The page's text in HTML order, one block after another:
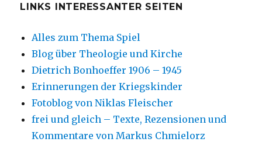
LINKS INTERESSANTER SEITEN
Alles zum Thema Spiel
Blog über Theologie und Kirche
Dietrich Bonhoeffer 1906 – 1945
Erinnerungen der Kriegskinder
Fotoblog von Niklas Fleischer
frei und gleich – Texte, Rezensionen und
Kommentare von Markus Chmielorz